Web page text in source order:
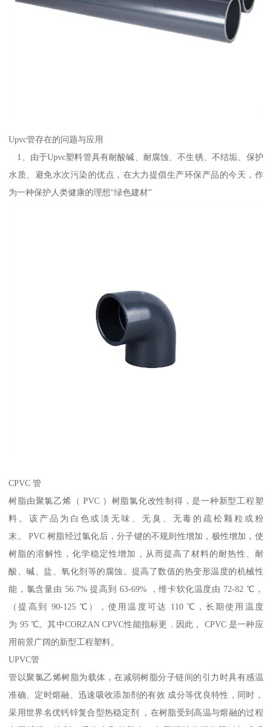
Upvc管存在的问题与应用
1、由于Upvc塑料管具有耐酸碱、耐腐蚀、不生锈、不结垢、保护
水质、避免水次污染的优点，在大力提倡生产环保产品的今天，作
为一种保护人类健康的理想“绿色建材”
CPVC 管
树脂由聚氯乙烯（ PVC ）树脂氯化改性制得，是一种新型工程塑
料。该产品为白色或淡无味、无臭、无毒的疏松颗粒或粉
末。 PVC 树脂经过氯化后，分子键的不规则性增加，极性增加，使
树脂的溶解性，化学稳定性增加，从而提高了材料的耐热性、耐
酸、碱、盐、氧化剂等的腐蚀。提高了数值的热变形温度的机械性
能，氯含量由 56.7% 提高到 63-69% ，维卡软化温度由 72-82 ℃，
（提高到 90-125 ℃），使用温度可达 110 ℃，长期使用温度
为 95 ℃。其中CORZAN CPVC性能指标更．因此， CPVC 是一种应
用前景广阔的新型工程塑料。
UPVC管
管以聚氯乙烯树脂为载体，在减弱树脂分子链间的引力时具有感温
准确、定时熔融、迅速吸收添加剂的有效 成分等优良特性，同时，
采用世界名优钙锌复合型热稳定剂 ，在树脂受到高温与熔融的过程